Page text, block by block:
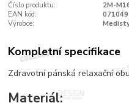
Číslo produktu:
2M-
EAN kód:
Výrobce:
Kompletní specifikace
Zdravotní pánská relaxační
Materiál: